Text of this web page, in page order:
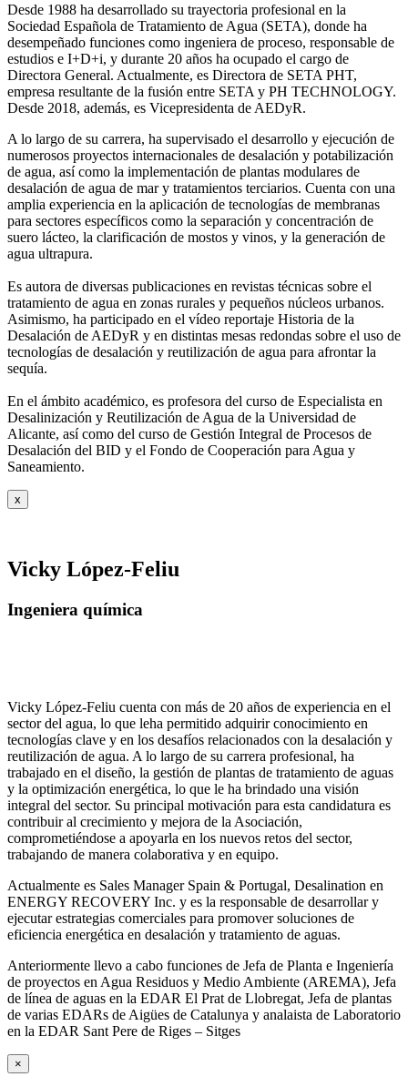
Desde 1988 ha desarrollado su trayectoria profesional en la
Sociedad Española de Tratamiento de Agua (SETA), donde ha
desempeñado funciones como ingeniera de proceso, responsable de
estudios e I+D+i, y durante 20 años ha ocupado el cargo de
Directora General. Actualmente, es Directora de SETA PHT,
empresa resultante de la fusión entre SETA y PH TECHNOLOGY.
Desde 2018, además, es Vicepresidenta de AEDyR.
A lo largo de su carrera, ha supervisado el desarrollo y ejecución de
numerosos proyectos internacionales de desalación y potabilización
de agua, así como la implementación de plantas modulares de
desalación de agua de mar y tratamientos terciarios. Cuenta con una
amplia experiencia en la aplicación de tecnologías de membranas
para sectores específicos como la separación y concentración de
suero lácteo, la clarificación de mostos y vinos, y la generación de
agua ultrapura.
Es autora de diversas publicaciones en revistas técnicas sobre el
tratamiento de agua en zonas rurales y pequeños núcleos urbanos.
Asimismo, ha participado en el vídeo reportaje Historia de la
Desalación de AEDyR y en distintas mesas redondas sobre el uso de
tecnologías de desalación y reutilización de agua para afrontar la
sequía.
En el ámbito académico, es profesora del curso de Especialista en
Desalinización y Reutilización de Agua de la Universidad de
Alicante, así como del curso de Gestión Integral de Procesos de
Desalación del BID y el Fondo de Cooperación para Agua y
Saneamiento.
x
Vicky López-Feliu
Ingeniera química
Vicky López-Feliu cuenta con más de 20 años de experiencia en el
sector del agua, lo que leha permitido adquirir conocimiento en
tecnologías clave y en los desafíos relacionados con la desalación y
reutilización de agua. A lo largo de su carrera profesional, ha
trabajado en el diseño, la gestión de plantas de tratamiento de aguas
y la optimización energética, lo que le ha brindado una visión
integral del sector. Su principal motivación para esta candidatura es
contribuir al crecimiento y mejora de la Asociación,
comprometiéndose a apoyarla en los nuevos retos del sector,
trabajando de manera colaborativa y en equipo.
Actualmente es Sales Manager Spain & Portugal, Desalination en
ENERGY RECOVERY Inc. y es la responsable de desarrollar y
ejecutar estrategias comerciales para promover soluciones de
eficiencia energética en desalación y tratamiento de aguas.
Anteriormente llevo a cabo funciones de Jefa de Planta e Ingeniería
de proyectos en Agua Residuos y Medio Ambiente (AREMA), Jefa
de línea de aguas en la EDAR El Prat de Llobregat, Jefa de plantas
de varias EDARs de Aigües de Catalunya y analaista de Laboratorio
en la EDAR Sant Pere de Riges – Sitges
×